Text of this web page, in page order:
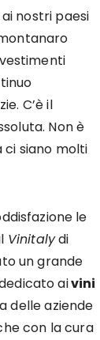
nostri paesi
C’è il
Non è
ci siano molti
le
Vinitalydi
un grande
aivini
delle aziende
con la cura